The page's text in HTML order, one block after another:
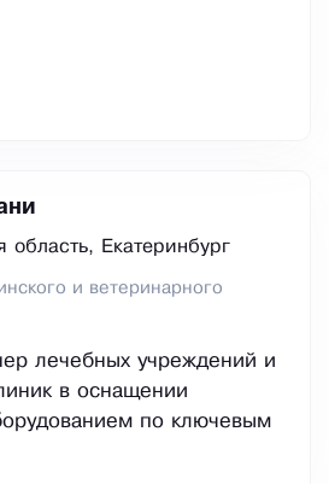
область, Екатеринбург
и ветеринарного
лечебных учреждений и
в оснащении
по ключевым